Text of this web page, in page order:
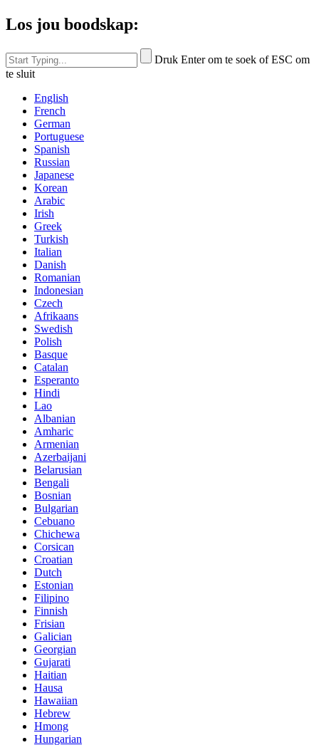
Los jou boodskap:
Druk Enter om te soek of ESC om
te sluit
English
French
German
Portuguese
Spanish
Russian
Japanese
Korean
Arabic
Irish
Greek
Turkish
Italian
Danish
Romanian
Indonesian
Czech
Afrikaans
Swedish
Polish
Basque
Catalan
Esperanto
Hindi
Lao
Albanian
Amharic
Armenian
Azerbaijani
Belarusian
Bengali
Bosnian
Bulgarian
Cebuano
Chichewa
Corsican
Croatian
Dutch
Estonian
Filipino
Finnish
Frisian
Galician
Georgian
Gujarati
Haitian
Hausa
Hawaiian
Hebrew
Hmong
Hungarian